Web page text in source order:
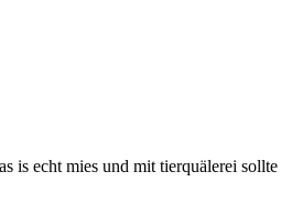
is echt mies und mit tierquälerei